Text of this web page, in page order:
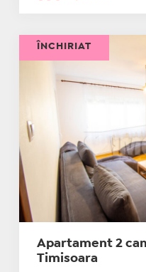
Apartament 2
Timisoara
ÎNCHIRIAT